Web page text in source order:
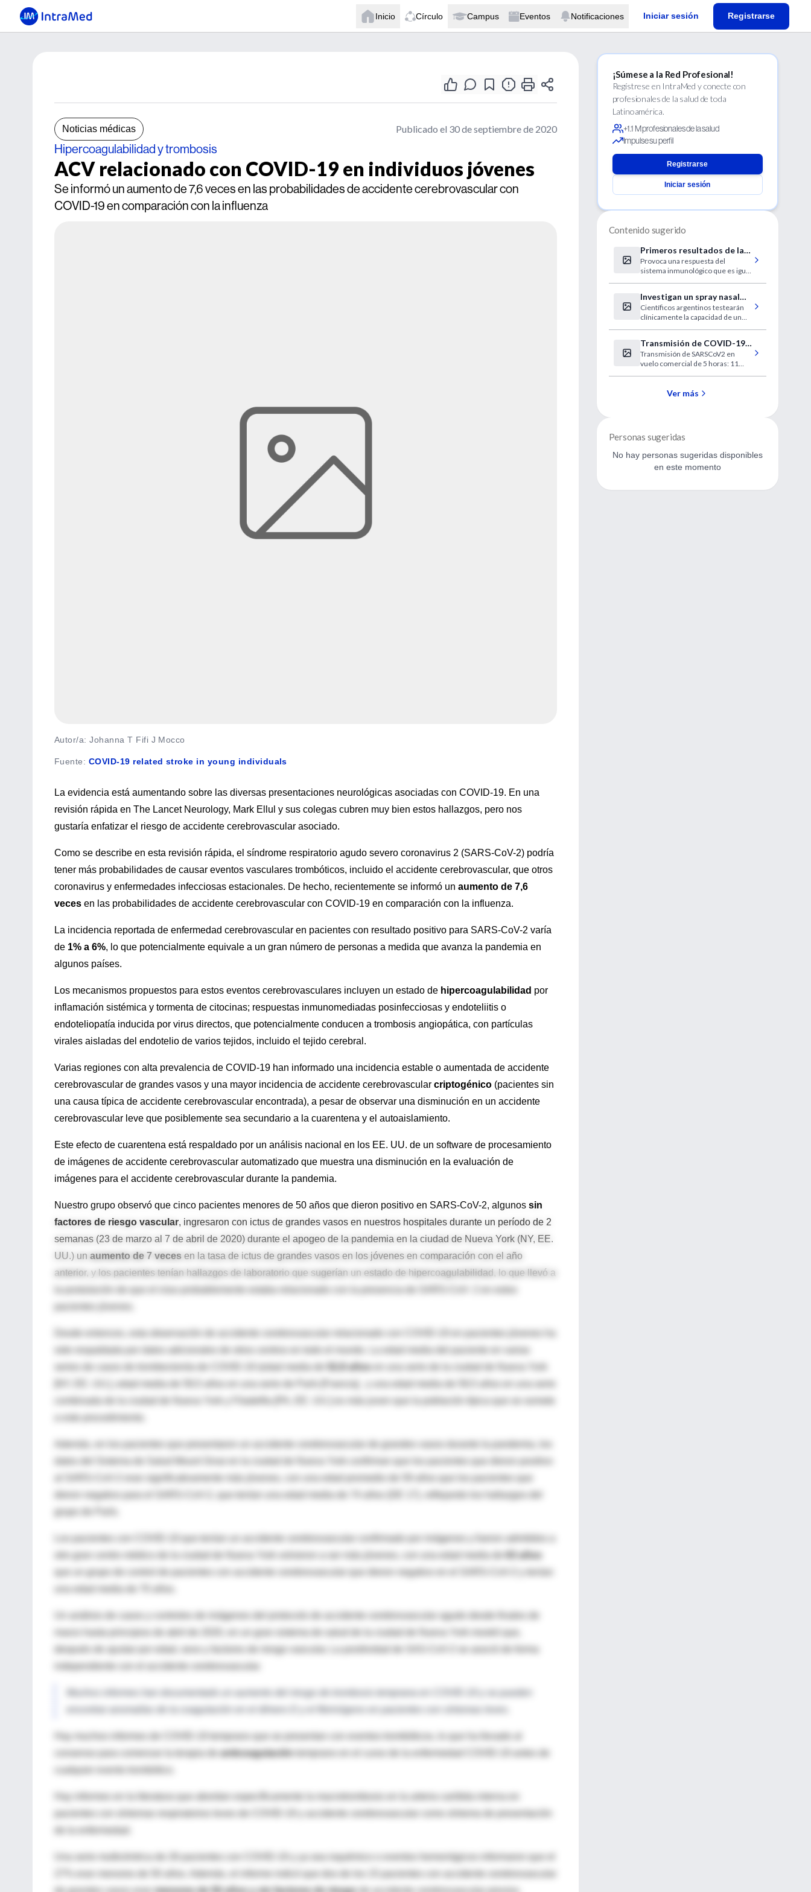
Inicio Círculo Campus Eventos Notificaciones Iniciar sesión Registrarse
Noticias médicas Publicado el 30 de septiembre de 2020
Hipercoagulabilidad y trombosis
ACV relacionado con COVID-19 en individuos jóvenes
Se informó un aumento de 7,6 veces en las probabilidades de accidente cerebrovascular con
COVID-19 en comparación con la influenza
Autor/a: Johanna T Fifi J Mocco
Fuente: COVID-19 related stroke in young individuals
La evidencia está aumentando sobre las diversas presentaciones neurológicas asociadas con COVID-19. En una
revisión rápida en The Lancet Neurology, Mark Ellul y sus colegas cubren muy bien estos hallazgos, pero nos
gustaría enfatizar el riesgo de accidente cerebrovascular asociado.
Como se describe en esta revisión rápida, el síndrome respiratorio agudo severo coronavirus 2 (SARS-CoV-2) podría
tener más probabilidades de causar eventos vasculares trombóticos, incluido el accidente cerebrovascular, que otros
coronavirus y enfermedades infecciosas estacionales. De hecho, recientemente se informó un aumento de 7,6
veces en las probabilidades de accidente cerebrovascular con COVID-19 en comparación con la influenza.
La incidencia reportada de enfermedad cerebrovascular en pacientes con resultado positivo para SARS-CoV-2 varía
de 1% a 6%, lo que potencialmente equivale a un gran número de personas a medida que avanza la pandemia en
algunos países.
Los mecanismos propuestos para estos eventos cerebrovasculares incluyen un estado de hipercoagulabilidad por
inflamación sistémica y tormenta de citocinas; respuestas inmunomediadas posinfecciosas y endoteliitis o
endoteliopatía inducida por virus directos, que potencialmente conducen a trombosis angiopática, con partículas
virales aisladas del endotelio de varios tejidos, incluido el tejido cerebral.
Varias regiones con alta prevalencia de COVID-19 han informado una incidencia estable o aumentada de accidente
cerebrovascular de grandes vasos y una mayor incidencia de accidente cerebrovascular criptogénico (pacientes sin
una causa típica de accidente cerebrovascular encontrada), a pesar de observar una disminución en un accidente
cerebrovascular leve que posiblemente sea secundario a la cuarentena y el autoaislamiento.
Este efecto de cuarentena está respaldado por un análisis nacional en los EE. UU. de un software de procesamiento
de imágenes de accidente cerebrovascular automatizado que muestra una disminución en la evaluación de
imágenes para el accidente cerebrovascular durante la pandemia.
Nuestro grupo observó que cinco pacientes menores de 50 años que dieron positivo en SARS-CoV-2, algunos sin
factores de riesgo vascular, ingresaron con ictus de grandes vasos en nuestros hospitales durante un período de 2
semanas (23 de marzo al 7 de abril de 2020) durante el apogeo de la pandemia en la ciudad de Nueva York (NY, EE.
UU.) un aumento de 7 veces en la tasa de ictus de grandes vasos en los jóvenes en comparación con el año
anterior, y los pacientes tenían hallazgos de laboratorio que sugerían un estado de hipercoagulabilidad, lo que llevó a
sido respaldada por datos adicionales de otros centros en todo el mundo. La edad media del paciente en varias
52,8 años
al SARS-CoV-2 eran significativamente más jóvenes, con una edad promedio de 59 años que los pacientes que
dieron negativo para el SARS-CoV-2, que tenían una edad media de 74 años (DE 17), reflejando los hallazgos del
grupo de París.
Los pacientes con COVID-19 que tenían un accidente cerebrovascular confirmado por imágenes y fueron admitidos a
63 años
que un grupo de control de pacientes con accidente cerebrovascular que dieron negativo en el SARS-CoV-2 y tenían
Un análisis de casos y controles de imágenes del protocolo de accidente cerebrovascular agudo desde finales de
después de ajustar por edad, sexo y factores de riesgo vascular, La positividad de SAS-CoV-2 se asoció de forma
independiente con el accidente cerebrovascular.
Muchos informes han documentado un aumento del riesgo de trombosis temprana en COVID-19 y se pueden
encontrar anomalías de la coagulación en el dímero D y el fibrinógeno en pacientes con síntomas leves.
consenso para comenzar la terapia de
anticoagulación
Una serie multicéntrica de 26 pacientes con COVID-19 y ya sea isquémico o eventos hemorrágicos informaron que el
¡Súmese a la Red Profesional!
Regístrese en IntraMed y conecte con
profesionales de la salud de toda
Latinoamérica.
+1.1 M profesionales de la salud
Impulse su perfil
Registrarse
Iniciar sesión
Contenido sugerido
Primeros resultados de la
vacuna COVID de Moderna
Provoca una respuesta del
sistema inmunológico que es igual
Investigan un spray nasal
contra el COVID-19
Científicos argentinos testearán
clínicamente la capacidad de un
CoV-2 por la vía nasal y frenar
tempranamente la expansión del
virus en el organismo.
Transmisión de COVID-19
severo asociada a un viaje
en avión
Transmisión de SARSCoV2 en
vuelo comercial de 5 horas: 11
posiblemente 3 más
Ver más
Personas sugeridas
No hay personas sugeridas disponibles
en este momento